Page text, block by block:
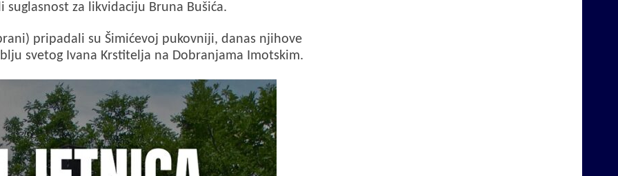
za likvidaciju Bruna Bušića.
pripadali su Šimićevoj pukovniji, danas njihove
svetog Ivana Krstitelja na Dobranjama Imotskim.